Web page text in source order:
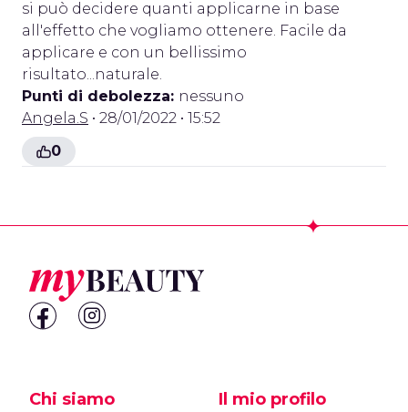
si può decidere quanti applicarne in base
all'effetto che vogliamo ottenere. Facile da
applicare e con un bellissimo
risultato...naturale.
Punti di debolezza: nessuno
Angela.S • 28/01/2022 • 15:52
0
Chi siamo Il mio profilo